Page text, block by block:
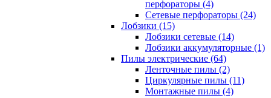
перфораторы (4)
Сетевые перфораторы (24)
Лобзики (15)
Лобзики сетевые (14)
Лобзики аккумуляторные (1)
Пилы электрические (64)
Ленточные пилы (2)
Циркулярные пилы (11)
Монтажные пилы (4)